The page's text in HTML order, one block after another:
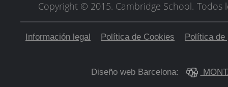
Copyright © 2015. Cambridge School. Todos
Información legal Política de Cookies Política de
Diseño web Barcelona: